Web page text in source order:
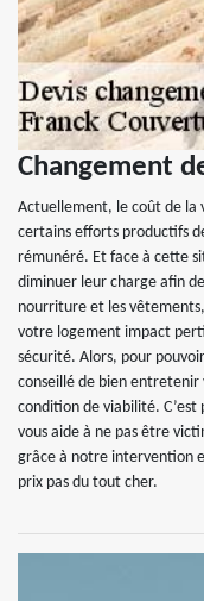
Changement
Actuellement, le coût de la
certains efforts productifs
rémunéré. Et face à cette
diminuer leur charge afin
nourriture et les
votre logement impact
sécurité. Alors, pour
conseillé de bien entretenir
condition de viabilité. C’est
vous aide à ne pas être
grâce à notre intervention
prix pas du tout cher.